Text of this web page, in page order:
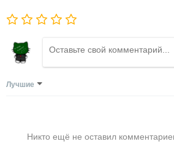
Лучшие
Никто ещё не оставил